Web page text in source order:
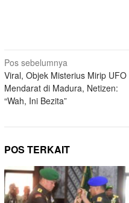
Navigasi
pos
Pos sebelumnya
Viral, Objek Misterius Mirip UFO
Mendarat di Madura, Netizen:
“Wah, Ini Bezita”
POS TERKAIT